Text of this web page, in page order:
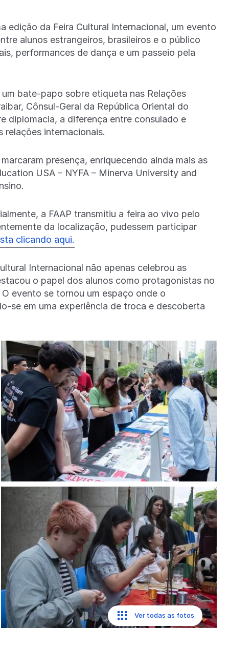
edição da Feira Cultural Internacional, um evento
alunos estrangeiros, brasileiros e o público
performances de dança e um passeio pela
bate-papo sobre etiqueta nas Relações
Cônsul-Geral da República Oriental do
diplomacia, a diferença entre consulado e
relações internacionais.
presença, enriquecendo ainda mais as
USA – NYFA – Minerva University and
a FAAP transmitiu a feira ao vivo pelo
da localização, pudessem participar
clicando aqui.
Internacional não apenas celebrou as
o papel dos alunos como protagonistas no
evento se tornou um espaço onde o
se em uma experiência de troca e descoberta
Ver todas as fotos